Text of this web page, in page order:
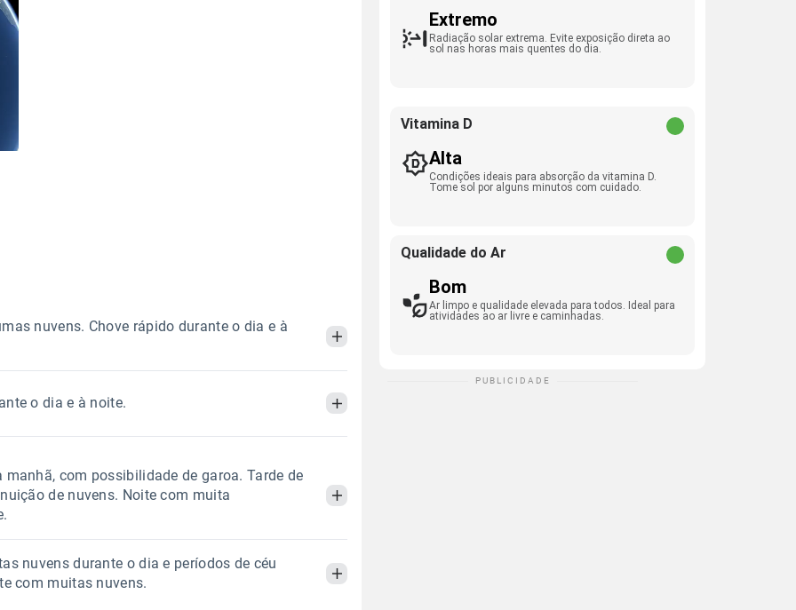
nuvens. Chove rápido durante o dia e à
Tarde Noite
2.9mm
78% de chance
92%100%
06:43h às 17:50h
Minguante
o dia e à noite.
Tarde Noite
87% de chance
84%
98%
manhã, com possibilidade de garoa. Tarde de
de nuvens. Noite com muita
Noite
nuvens durante o dia e períodos de céu
com muitas nuvens.
Extremo
Radiação solar extrema. Evite exposição direta ao
sol nas horas mais quentes do dia.
Vitamina D
Alta
Condições ideais para absorção da vitamina D.
Tome sol por alguns minutos com cuidado.
Qualidade do Ar
Bom
Ar limpo e qualidade elevada para todos. Ideal para
atividades ao ar livre e caminhadas.